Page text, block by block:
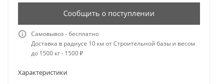
Сообщить о поступлении
Самовывоз - бесплатно
Доставка в радиусе 10 км от Строительной базы и весом
до 1500 кг - 1500 ₽
Характеристики